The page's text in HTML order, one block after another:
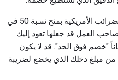
في هذا الصدد ، تقوم مصلحة الضرائب الأمريكية بمنح نسبة 50 في
العمل قد جعلها تعود إليك
"خصم فوق الحد". قد لا يكون
من مبلغ دخلك الذي يخضع لضريبة